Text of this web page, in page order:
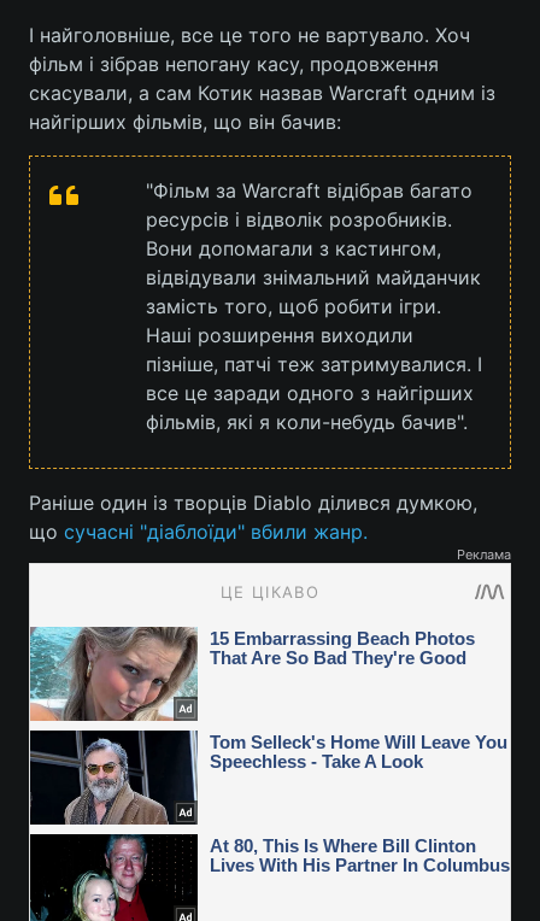
І найголовніше, все це того не вартувало. Хоч
фільм і зібрав непогану касу, продовження
скасували, а сам Котик назвав Warcraft одним із
найгірших фільмів, що він бачив:
"Фільм за Warcraft відібрав багато
ресурсів і відволік розробників.
Вони допомагали з кастингом,
відвідували знімальний майданчик
замість того, щоб робити ігри.
Наші розширення виходили
пізніше, патчі теж затримувалися. І
все це заради одного з найгірших
фільмів, які я коли-небудь бачив".
Раніше один із творців Diablo ділився думкою,
що сучасні "діаблоїди" вбили жанр.
Реклама